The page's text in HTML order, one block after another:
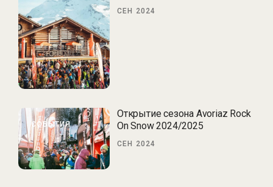
СЕН 2024
СОБЫТИЯ
Открытие сезона Avoriaz Rock
On Snow 2024/2025
СЕН 2024